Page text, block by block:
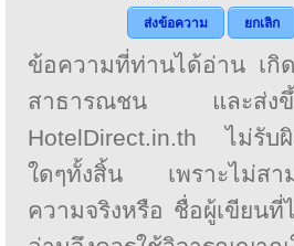
ส่งข้อความ
ยกเลิก
ข้อความที่ท่านได้อ่าน เกิ
สาธารณชน และส่งขึ้น
HotelDirect.in.th ไม่รับ
ใดๆทั้งสิ้น เพราะไม่สาม
ความจริงหรือ ชื่อผู้เขียนที่